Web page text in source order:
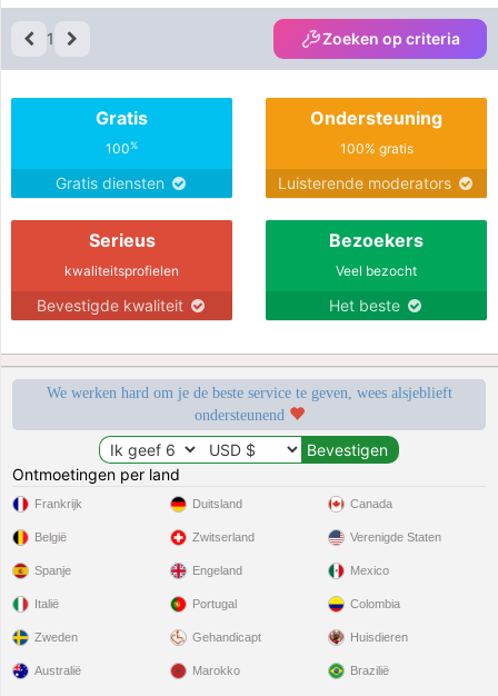
1 Zoeken op criteria
Gratis
100%
Gratis diensten
Ondersteuning
100% gratis
Luisterende moderators
Serieus
kwaliteitsprofielen
Bevestigde kwaliteit
Bezoekers
Veel bezocht
Het beste
We werken hard om je de beste service te geven, wees alsjeblieft
ondersteunend
Ontmoetingen per land
Frankrijk
België
Spanje
Italië
Zweden
Duitsland
Zwitserland
Engeland
Portugal
Gehandicapt
Canada
Verenigde Staten
Mexico
Colombia
Huisdieren
Australië Marokko Brazilië